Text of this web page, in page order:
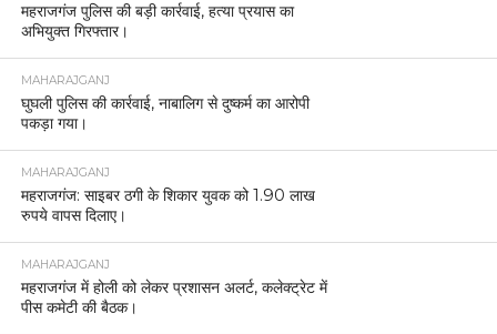
महराजगंज पुलिस की बड़ी कार्रवाई, हत्या प्रयास का
अभियुक्त गिरफ्तार।
MAHARAJGANJ
घुघली पुलिस की कार्रवाई, नाबालिग से दुष्कर्म का आरोपी
पकड़ा गया।
MAHARAJGANJ
महराजगंज: साइबर ठगी के शिकार युवक को 1.90 लाख
रुपये वापस दिलाए।
MAHARAJGANJ
महराजगंज में होली को लेकर प्रशासन अलर्ट, कलेक्ट्रेट में
पीस कमेटी की बैठक।